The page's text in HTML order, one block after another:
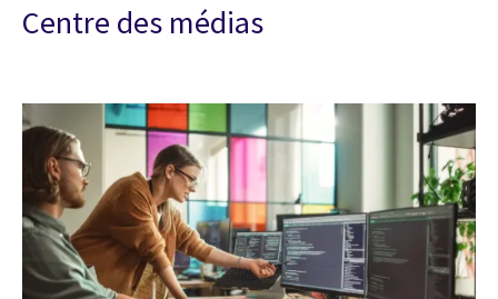
Centre des médias